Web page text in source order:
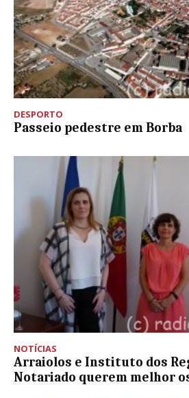
DESPORTO
Passeio pedestre em Borba
NOTÍCIAS
Arraiolos e Instituto dos
Notariado querem melhor